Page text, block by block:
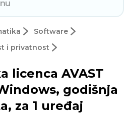
Software
i privatnost
licenca AVAST
godišnja
za 1 uređaj